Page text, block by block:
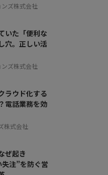
ズ株式会社
いた「便利な
穴。正しい活
ズ株式会社
ラウド化する
電話業務を効
株式会社
ぜ起き
注”を防ぐ営